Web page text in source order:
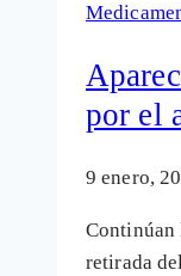
por el
9 enero,
Continúan
retirada